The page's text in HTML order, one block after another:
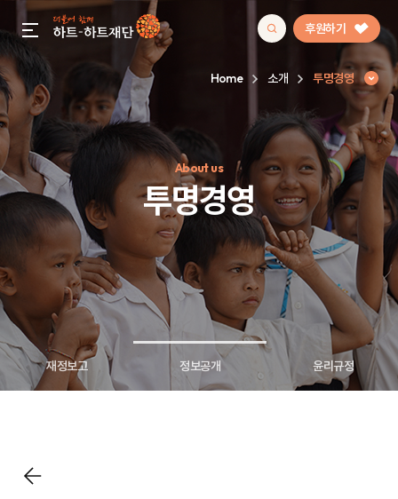
gnb menu open 후원하기
인기 키워드
#정기후원
#하트플레이스#캠페인#팬덤후원
Home 소개 투명경영
About us
투명경영
투명경영 재정보고 정보공개 윤리규정